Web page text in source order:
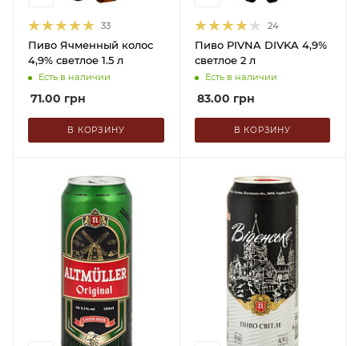
33
Пиво Ячменный колос
4,9% светлое 1.5 л
Есть в наличии
71.00 грн
В КОРЗИНУ
24
Пиво PIVNA DIVKA 4,9%
светлое 2 л
Есть в наличии
83.00 грн
В КОРЗИНУ